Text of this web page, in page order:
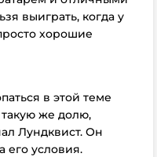
выиграть, когда у
хорошие
в этой теме
же долю,
Лундквист. Он
его условия.